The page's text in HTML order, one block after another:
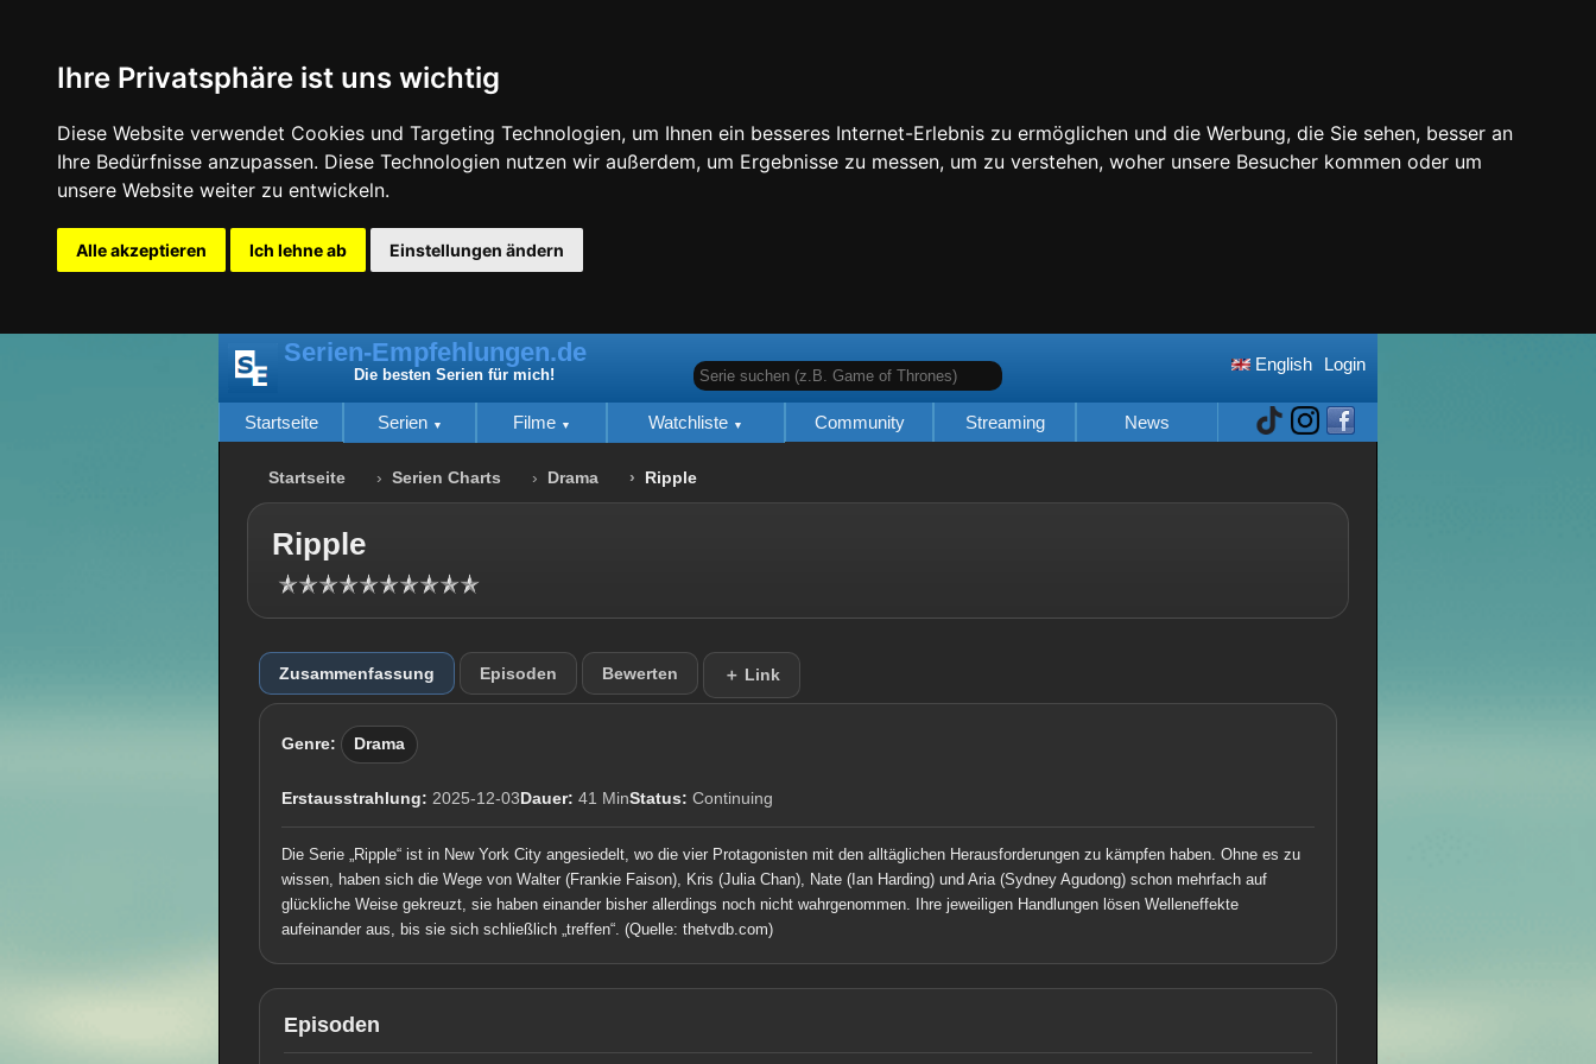
Ihre Privatsphäre ist uns wichtig
Diese Website verwendet Cookies und Targeting Technologien, um Ihnen ein besseres Internet-Erlebnis zu ermöglichen und die Werbung, die Sie sehen, besser an
Ihre Bedürfnisse anzupassen. Diese Technologien nutzen wir außerdem, um Ergebnisse zu messen, um zu verstehen, woher unsere Besucher kommen oder um
unsere Website weiter zu entwickeln.
Alle akzeptieren Ich lehne ab Einstellungen ändern
Login
English
Serie suchen (z.B. Game of Thrones)
Serien-Empfehlungen.de
Die besten Serien für mich!
Startseite Serien Filme Watchliste Community Streaming News
Startseite Serien Charts Drama Ripple
Ripple
Zusammenfassung Episoden Bewerten ＋ Link
Genre: Drama
Erstausstrahlung: 2025-12-03Dauer: 41 MinStatus: Continuing
Die Serie „Ripple“ ist in New York City angesiedelt, wo die vier Protagonisten mit den alltäglichen Herausforderungen zu kämpfen haben. Ohne es zu
wissen, haben sich die Wege von Walter (Frankie Faison), Kris (Julia Chan), Nate (Ian Harding) und Aria (Sydney Agudong) schon mehrfach auf
glückliche Weise gekreuzt, sie haben einander bisher allerdings noch nicht wahrgenommen. Ihre jeweiligen Handlungen lösen Welleneffekte
aufeinander aus, bis sie sich schließlich „treffen“. (Quelle: thetvdb.com)
Episoden